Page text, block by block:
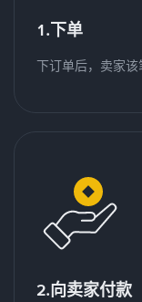
1.下单
下订单后，卖家该
2.向卖家付款